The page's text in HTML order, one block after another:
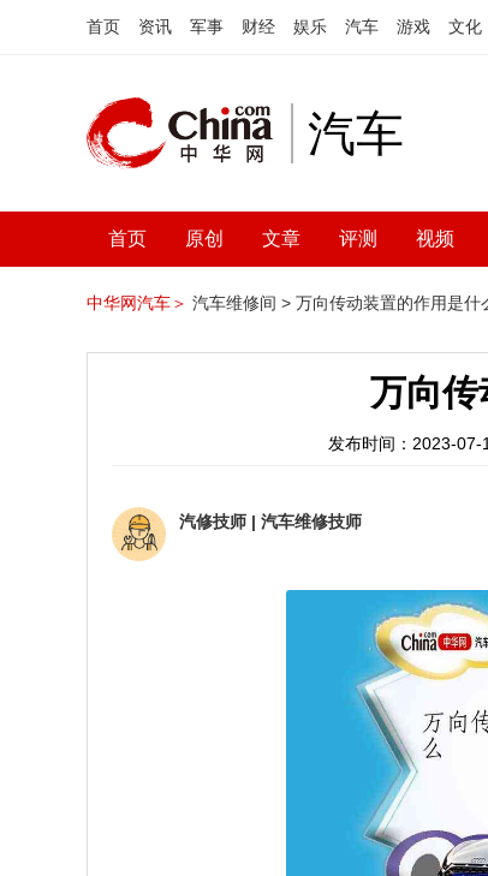
首页 资讯 军事 财经 娱乐 汽车 游戏 文化
汽车
首页 原创 文章 评测 视频
中华网汽车＞ 汽车维修间 > 万向传动装置的作用是什
万向传
发布时间：2023-
汽修技师 | 汽车维修技师